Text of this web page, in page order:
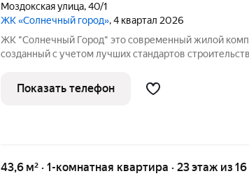
Моздокская улица,40/1
ЖК «Солнечный город», 4 квартал 2026
ЖК "Солнечный Город" это современный жилой комплекс,
созданный с учетом лучших стандартов
планировок квартир до отделки дома. Финансовая
Строительство комплекса
Показать телефон
43,6 м² · 1-комнатная квартира · 23 этаж из 16